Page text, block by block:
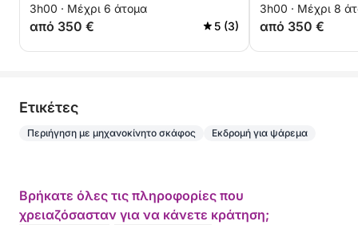
3h00 · Μέχρι 6 άτομα
από 350 € 5 (3)
3h00 · Μέχρι 8
από 350 €
Eτικέτες
Περιήγηση με μηχανοκίνητο σκάφος Εκδρομή για ψάρεμα
Βρήκατε όλες τις πληροφορίες που
χρειαζόσασταν για να κάνετε κράτηση;